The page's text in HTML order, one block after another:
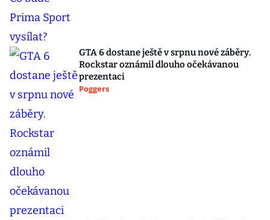
GTA 6 dostane ještě v srpnu nové záběry.
Rockstar oznámil dlouho očekávanou
prezentaci
Poggers